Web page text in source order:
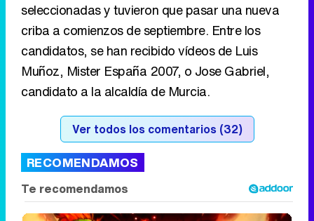
seleccionadas y tuvieron que pasar una nueva
criba a comienzos de septiembre. Entre los
candidatos, se han recibido vídeos de Luis
Muñoz, Mister España 2007, o Jose Gabriel,
candidato a la alcaldía de Murcia.
Ver todos los comentarios (32)
RECOMENDAMOS